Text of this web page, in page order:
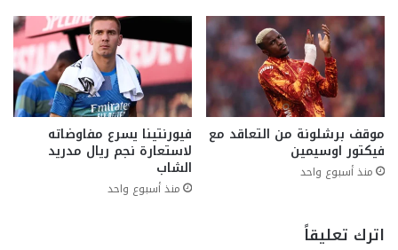
موقف برشلونة من التعاقد مع
فيكتور اوسيمين
منذ أسبوع واحد
فيورنتينا يسرع مفاوضاته
لاستعارة نجم ريال مدريد
الشاب
منذ أسبوع واحد
اترك تعليقاً